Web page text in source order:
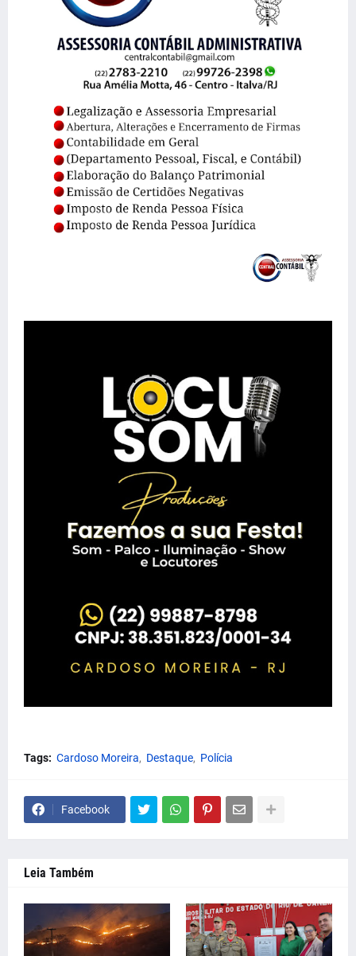
Tags: Cardoso Moreira Destaque Polícia
Facebook
Leia Também